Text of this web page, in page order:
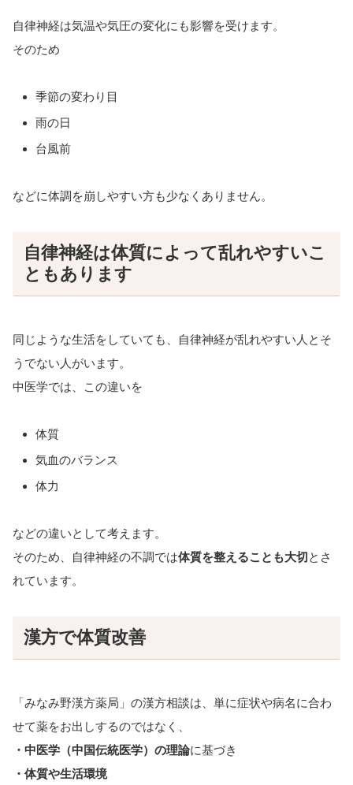
自律神経は気温や気圧の変化にも影響を受けます。
そのため
季節の変わり目
雨の日
台風前
などに体調を崩しやすい方も少なくありません。
自律神経は体質によって乱れやすいこ
ともあります
同じような生活をしていても、自律神経が乱れやすい人とそ
うでない人がいます。
中医学では、この違いを
体質
気血のバランス
体力
などの違いとして考えます。
そのため、自律神経の不調では体質を整えることも大切とさ
れています。
漢方で体質改善
「みなみ野漢方薬局」の漢方相談は、単に症状や病名に合わ
せて薬をお出しするのではなく、
・中医学（中国伝統医学）の理論に基づき
・体質や生活環境